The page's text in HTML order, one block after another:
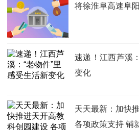
将徐淮阜高速阜
速递！江西芦溪
变化
天天最新：加快
各项政策支持 铺